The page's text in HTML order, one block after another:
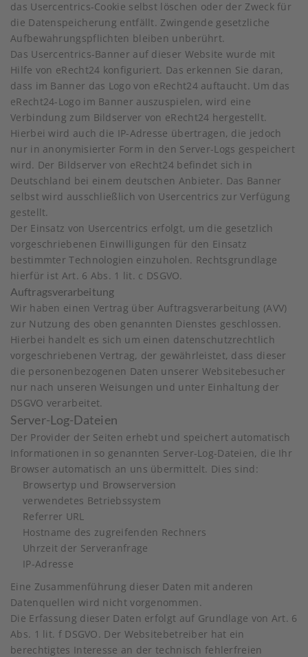
das Usercentrics-Cookie selbst löschen oder der Zweck für
die Datenspeicherung entfällt. Zwingende gesetzliche
Aufbewahrungspflichten bleiben unberührt.
Das Usercentrics-Banner auf dieser Website wurde mit
Hilfe von eRecht24 konfiguriert. Das erkennen Sie daran,
dass im Banner das Logo von eRecht24 auftaucht. Um das
eRecht24-Logo im Banner auszuspielen, wird eine
Verbindung zum Bildserver von eRecht24 hergestellt.
Hierbei wird auch die IP-Adresse übertragen, die jedoch
nur in anonymisierter Form in den Server-Logs gespeichert
wird. Der Bildserver von eRecht24 befindet sich in
Deutschland bei einem deutschen Anbieter. Das Banner
selbst wird ausschließlich von Usercentrics zur Verfügung
gestellt.
Der Einsatz von Usercentrics erfolgt, um die gesetzlich
vorgeschriebenen Einwilligungen für den Einsatz
bestimmter Technologien einzuholen. Rechtsgrundlage
hierfür ist Art. 6 Abs. 1 lit. c DSGVO.
Auftragsverarbeitung
Wir haben einen Vertrag über Auftragsverarbeitung (AVV)
zur Nutzung des oben genannten Dienstes geschlossen.
Hierbei handelt es sich um einen datenschutzrechtlich
vorgeschriebenen Vertrag, der gewährleistet, dass dieser
die personenbezogenen Daten unserer Websitebesucher
nur nach unseren Weisungen und unter Einhaltung der
DSGVO verarbeitet.
Server-Log-Dateien
Der Provider der Seiten erhebt und speichert automatisch
Informationen in so genannten Server-Log-Dateien, die Ihr
Browser automatisch an uns übermittelt. Dies sind:
Browsertyp und Browserversion
verwendetes Betriebssystem
Referrer URL
Hostname des zugreifenden Rechners
Uhrzeit der Serveranfrage
IP-Adresse
Eine Zusammenführung dieser Daten mit anderen
Datenquellen wird nicht vorgenommen.
Die Erfassung dieser Daten erfolgt auf Grundlage von Art. 6
Abs. 1 lit. f DSGVO. Der Websitebetreiber hat ein
berechtigtes Interesse an der technisch fehlerfreien